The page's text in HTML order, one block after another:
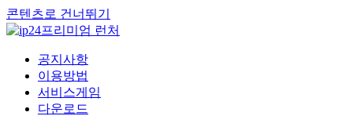
콘텐츠로 건너뛰기
공지사항
이용방법
서비스게임
다운로드